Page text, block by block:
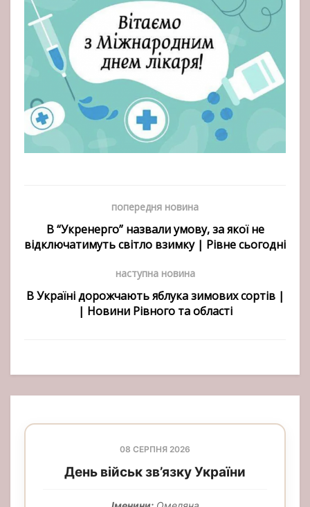
попередня новина
В “Укренерго” назвали умову, за якої не
відключатимуть світло взимку | Рівне сьогодні
наступна новина
В Україні дорожчають яблука зимових сортів |
| Новини Рівного та області
08 СЕРПНЯ 2026
День військ зв’язку України